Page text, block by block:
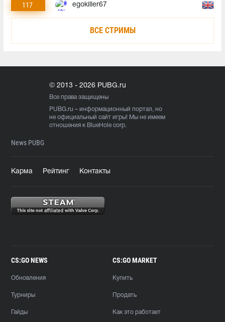
117 egokiller67
ВСЕ СТРИМЫ
© 2013 - 2026 PUBG.ru
Все права защищены
PUBG.ru – информационный портал, но
не официальный сайт игры! Мы не имеем
отношения к BlueHole corp.
News PUBG
Карма Рейтинг Контакты
CS:GO NEWS
Обновления
Турниры
Гайды
CS:GO MARKET
Купить
Продать
Как это работает